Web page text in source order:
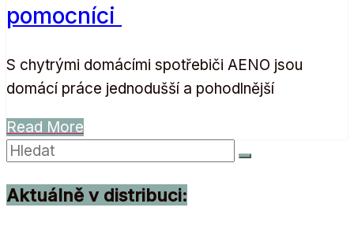
pomocníci
S chytrými domácími spotřebiči AENO jsou
domácí práce jednodušší a pohodlnější
Read More
Aktuálně v distribuci: